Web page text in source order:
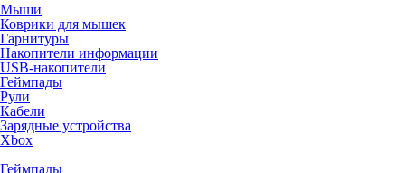
Мыши
Коврики для мышек
Гарнитуры
Накопители информации
USB-накопители
Геймпады
Рули
Кабели
Зарядные устройства
Xbox
Геймпады